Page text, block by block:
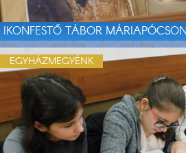
IKONFESTŐ TÁBOR MÁRIAPÓCSON
EGYHÁZMEGYÉNK